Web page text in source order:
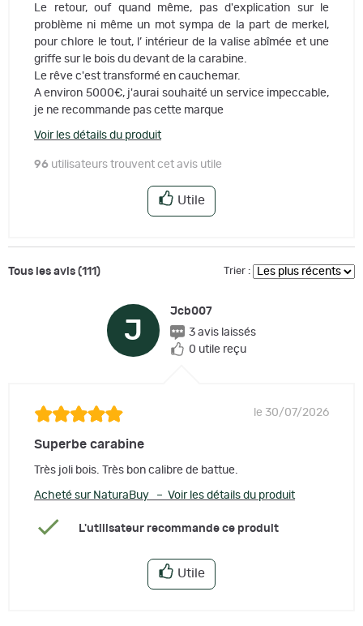
Le retour, ouf quand même, pas d'explication sur le
problème ni même un mot sympa de la part de merkel,
pour chlore le tout, l’ intérieur de la valise abîmée et une
griffe sur le bois du devant de la carabine.
Le rêve c'est transformé en cauchemar.
A environ 5000€, j'aurai souhaité un service impeccable,
je ne recommande pas cette marque
Voir les détails du produit
96 utilisateurs trouvent cet avis utile
Utile
Tous les avis (111) Trier :
J
Jcb007
3 avis laissés
0 utile reçu
le 30/07/2026
Superbe carabine
Très joli bois. Très bon calibre de battue.
Acheté sur NaturaBuy – Voir les détails du produit
L'utilisateur recommande ce produit
Utile